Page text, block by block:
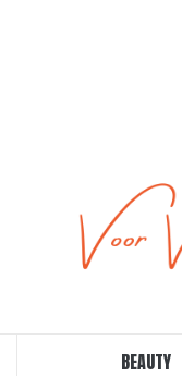
BEAUTY